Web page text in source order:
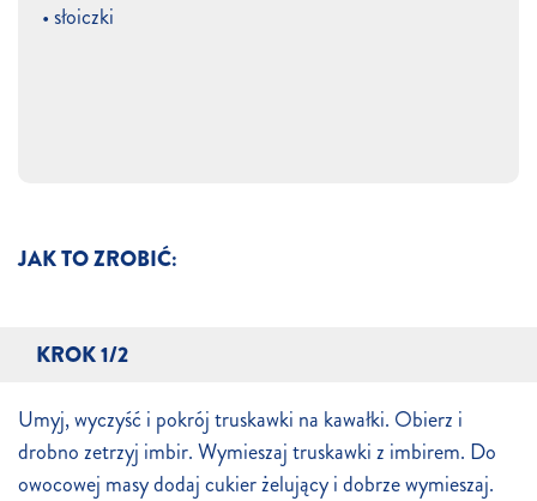
JAK TO ZROBIĆ:
KROK 1/2
Umyj, wyczyść i pokrój truskawki na kawałki. Obierz i
drobno zetrzyj imbir. Wymieszaj truskawki z imbirem. Do
owocowej masy dodaj cukier żelujący i dobrze wymieszaj.
• słoiczki